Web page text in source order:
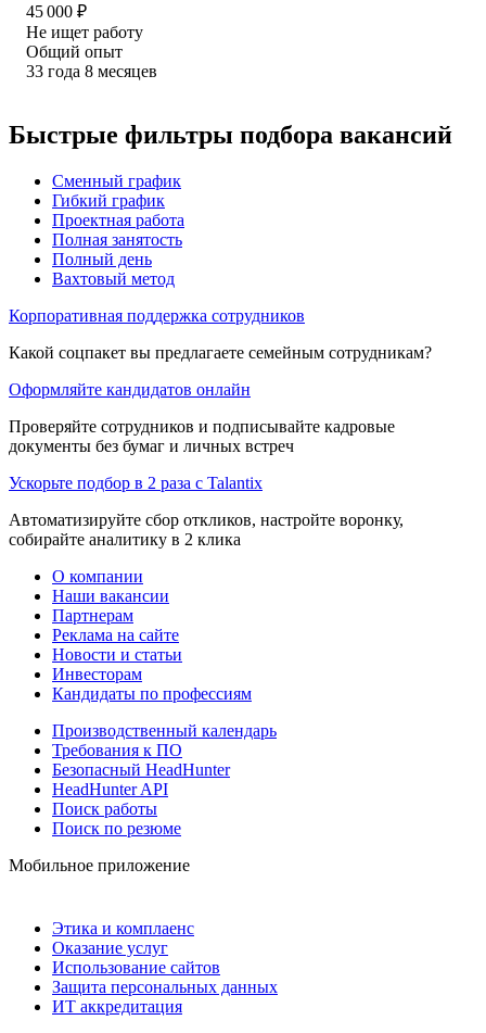
45 000 ₽
Не ищет работу
Общий опыт
33 года 8 месяцев
Быстрые фильтры подбора вакансий
Сменный график
Гибкий график
Проектная работа
Полная занятость
Полный день
Вахтовый метод
Корпоративная поддержка сотрудников
Какой соцпакет вы предлагаете семейным сотрудникам?
Оформляйте кандидатов онлайн
Проверяйте сотрудников и подписывайте кадровые
документы без бумаг и личных встреч
Ускорьте подбор в 2 раза с Talantix
Автоматизируйте сбор откликов, настройте воронку,
собирайте аналитику в 2 клика
О компании
Наши вакансии
Партнерам
Реклама на сайте
Новости и статьи
Инвесторам
Кандидаты по профессиям
Производственный календарь
Требования к ПО
Безопасный HeadHunter
HeadHunter API
Поиск работы
Поиск по резюме
Мобильное приложение
Этика и комплаенс
Оказание услуг
Использование сайтов
Защита персональных данных
ИТ аккредитация